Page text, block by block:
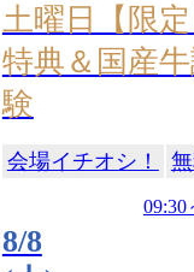
土曜日【限
特典＆国産
験
会場イチオシ！
8/8
09:30